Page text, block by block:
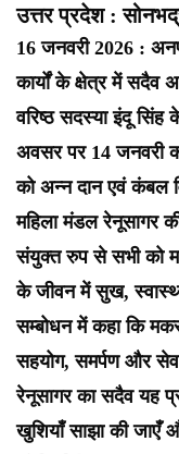
उत्तर प्रदेश :
16 जनवरी 2026 :
कार्यों के क्षेत्र में सदैव
वरिष्ठ सदस्या इंदू सिंह
अवसर पर 14 जनवरी
को अन्न दान एवं कंबल
महिला मंडल रेनूसागर
संयुक्त रुप से सभी को
के जीवन में सुख,
सम्बोधन में कहा कि
सहयोग, समर्पण और
रेनूसागर का सदैव यह
खुशियाँ साझा की जाएँ